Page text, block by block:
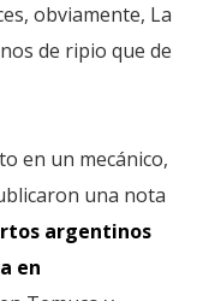
obviamente, La
de ripio que de
en un mecánico,
una nota
argentinos
en